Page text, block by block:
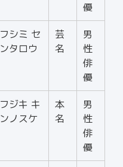
優
フシミ セ
ンタロウ
芸
名
男
性
俳
優
フジキ キ
ンノスケ
本
名
男
性
俳
優